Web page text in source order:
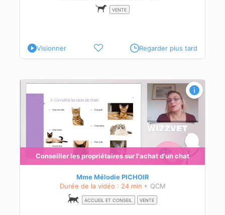
VENTE
Visionner Regarder plus tard
Conseiller les propriétaires sur l'achat d'un chat
Mme Mélodie PICHOIR
Durée de la vidéo : 24 min + QCM
ACCUEIL ET CONSEIL VENTE